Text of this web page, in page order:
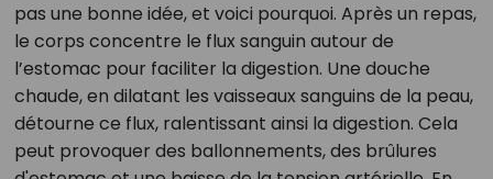
pas une bonne idée, et voici pourquoi. Après un repas,
le corps concentre le flux sanguin autour de
l’estomac pour faciliter la digestion. Une douche
chaude, en dilatant les vaisseaux sanguins de la peau,
détourne ce flux, ralentissant ainsi la digestion. Cela
peut provoquer des ballonnements, des brûlures